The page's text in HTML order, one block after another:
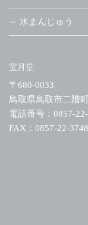
水まんじゅう
宝月堂
〒680-0033
鳥取県鳥取市二階
電話番号：0857-
FAX：0857-22-3748